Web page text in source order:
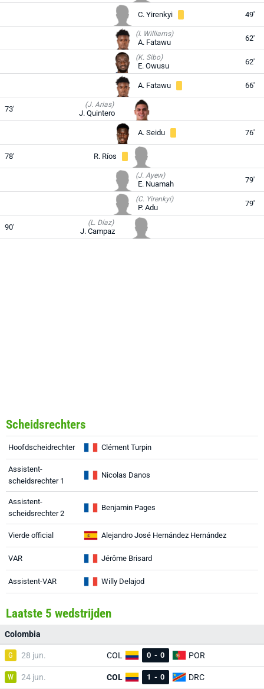
C. Yirenkyi 49'
(I. Williams)
A. Fatawu 62'
(K. Sibo)
E. Owusu 62'
A. Fatawu 66'
73' (J. Arias)
J. Quintero
A. Seidu 76'
78' R. Ríos
(J. Ayew)
E. Nuamah 79'
(C. Yirenkyi)
P. Adu 79'
90' (L. Díaz)
J. Campaz
Scheidsrechters
Hoofdscheidrechter Clément Turpin
Assistent-
scheidsrechter 1
Nicolas Danos
Assistent-
scheidsrechter 2
Benjamin Pages
Vierde official Alejandro José Hernández Hernández
VAR Jérôme Brisard
Assistent-VAR Willy Delajod
Laatste 5 wedstrijden
Colombia
G 28 jun. COL 0 - 0 POR
W 24 jun. COL 1 - 0 DRC